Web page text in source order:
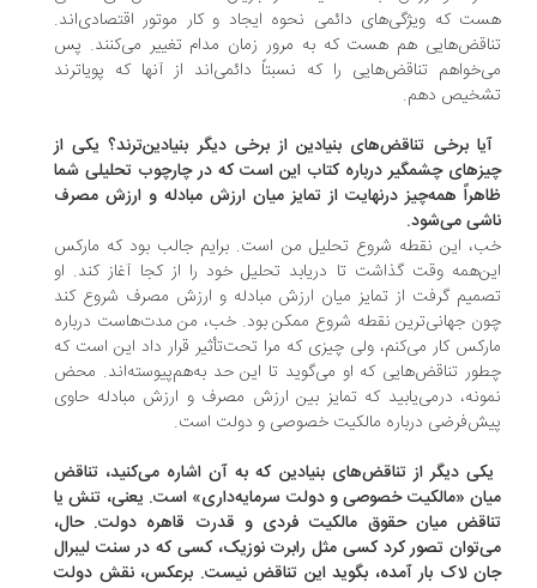
که ویژگی‌های دائمی نحوه ایجاد و کار موتور اقتصادی‌اند.
هم هست که به مرور زمان مدام تغییر می‌کنند. پس
تناقض‌هایی را که نسبتاً دائمی‌اند از آنها که پویاترند
دهم.
برخی تناقض‌های بنیادین از برخی دیگر بنیادین‌ترند؟ یکی از
چشمگیر درباره کتاب این است که در چارچوب تحلیلی شما
همه‌چیز درنهایت از تمایز میان ارزش مبادله و ارزش مصرف
می‌شود.
این نقطه شروع تحلیل من است. برایم جالب بود که مارکس
وقت گذاشت تا دریابد تحلیل خود را از کجا آغاز کند. او
گرفت از تمایز میان ارزش مبادله و ارزش مصرف شروع کند
جهانی‌ترین نقطه شروع ممکن بود. خب، من مدت‌هاست درباره
کار می‌کنم، ولی چیزی که مرا تحت‌تأثیر قرار داد این است که
تناقض‌هایی که او می‌گوید تا این حد به‌هم‌پیوسته‌اند. محض
درمی‌یابید که تمایز بین ارزش مصرف و ارزش مبادله حاوی
درباره مالکیت خصوصی و دولت است.
دیگر از تناقض‌های بنیادین که به آن اشاره می‌کنید، تناقض
«مالکیت خصوصی و دولت سرمایه‌داری» است. یعنی، تنش یا
میان حقوق مالکیت فردی و قدرت قاهره دولت. حال،
تصور کرد کسی مثل رابرت نوزیک، کسی که در سنت لیبرال
لاک بار آمده، بگوید این تناقض نیست. برعکس، نقش دولت